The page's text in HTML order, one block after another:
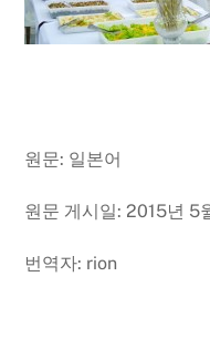
원문: 일본어
원문 게시일: 2015년 5
번역자: rion